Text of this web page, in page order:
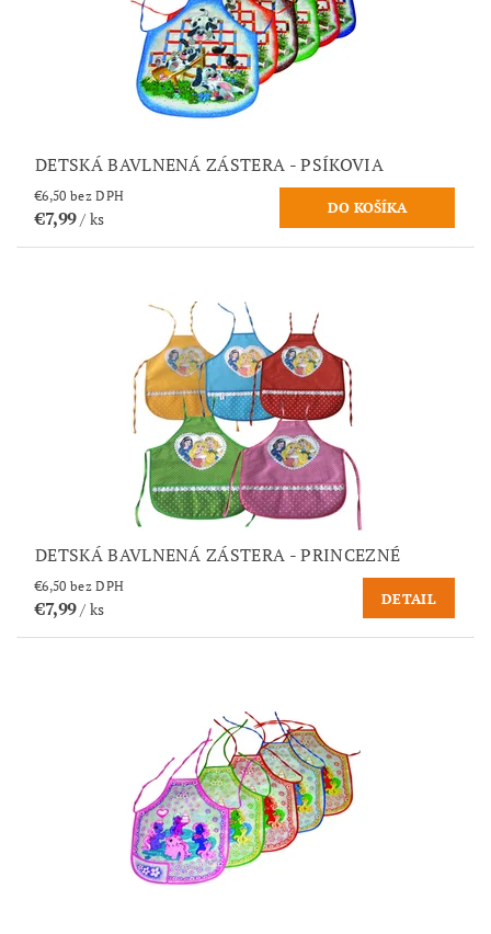
DETSKÁ BAVLNENÁ ZÁSTERA - PSÍKOVIA
€6,50 bez DPH
€7,99/ ks
DETSKÁ BAVLNENÁ ZÁSTERA - PRINCEZNÉ
€6,50 bez DPH
€7,99/ ks
DETAIL